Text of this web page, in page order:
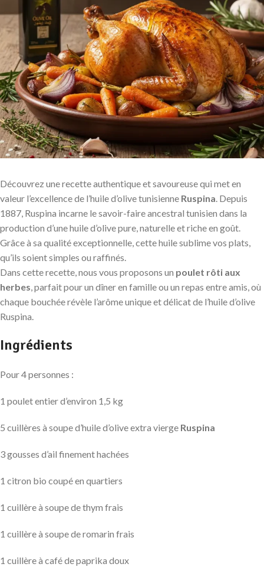
Découvrez une recette authentique et savoureuse qui met en
valeur l’excellence de l’huile d’olive tunisienne Ruspina. Depuis
1887, Ruspina incarne le savoir-faire ancestral tunisien dans la
production d’une huile d’olive pure, naturelle et riche en goût.
Grâce à sa qualité exceptionnelle, cette huile sublime vos plats,
qu’ils soient simples ou raffinés.
Dans cette recette, nous vous proposons un poulet rôti aux
herbes, parfait pour un dîner en famille ou un repas entre amis, où
chaque bouchée révèle l’arôme unique et délicat de l’huile d’olive
Ruspina.
Ingrédients
Pour 4 personnes :
1 poulet entier d’environ 1,5 kg
5 cuillères à soupe d’huile d’olive extra vierge Ruspina
3 gousses d’ail finement hachées
1 citron bio coupé en quartiers
1 cuillère à soupe de thym frais
1 cuillère à soupe de romarin frais
1 cuillère à café de paprika doux